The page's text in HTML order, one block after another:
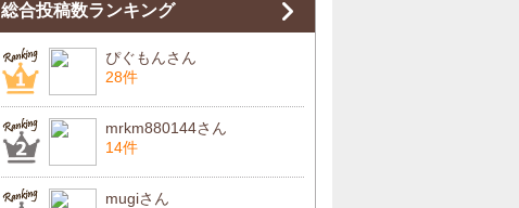
総合投稿数ランキング
ぴぐもんさん
28件
mrkm880144さん
14件
mugiさん